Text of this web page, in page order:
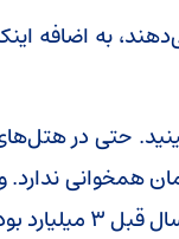
به اضافه
حتی در
همخوانی
تحویل گرفتیم ذخایر نفت گاز